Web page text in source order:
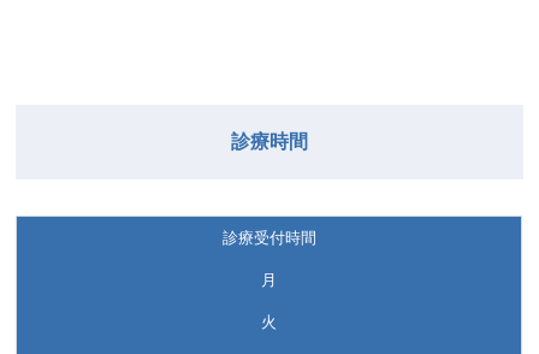
診療時間
診療受付時間
月
火